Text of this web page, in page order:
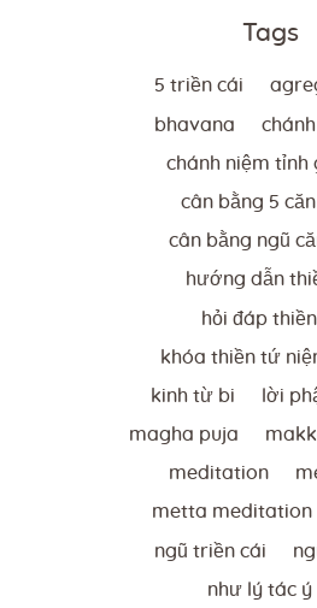
Tags
5 triền cái
bhavana
chánh niệm tỉnh
cân bằng 5
cân bằng ngũ
hướng dẫn
hỏi đáp thiền
khóa thiền tứ
kinh từ bi lời
magha puja
meditation
metta meditation
ngũ triền cái
như lý tác ý